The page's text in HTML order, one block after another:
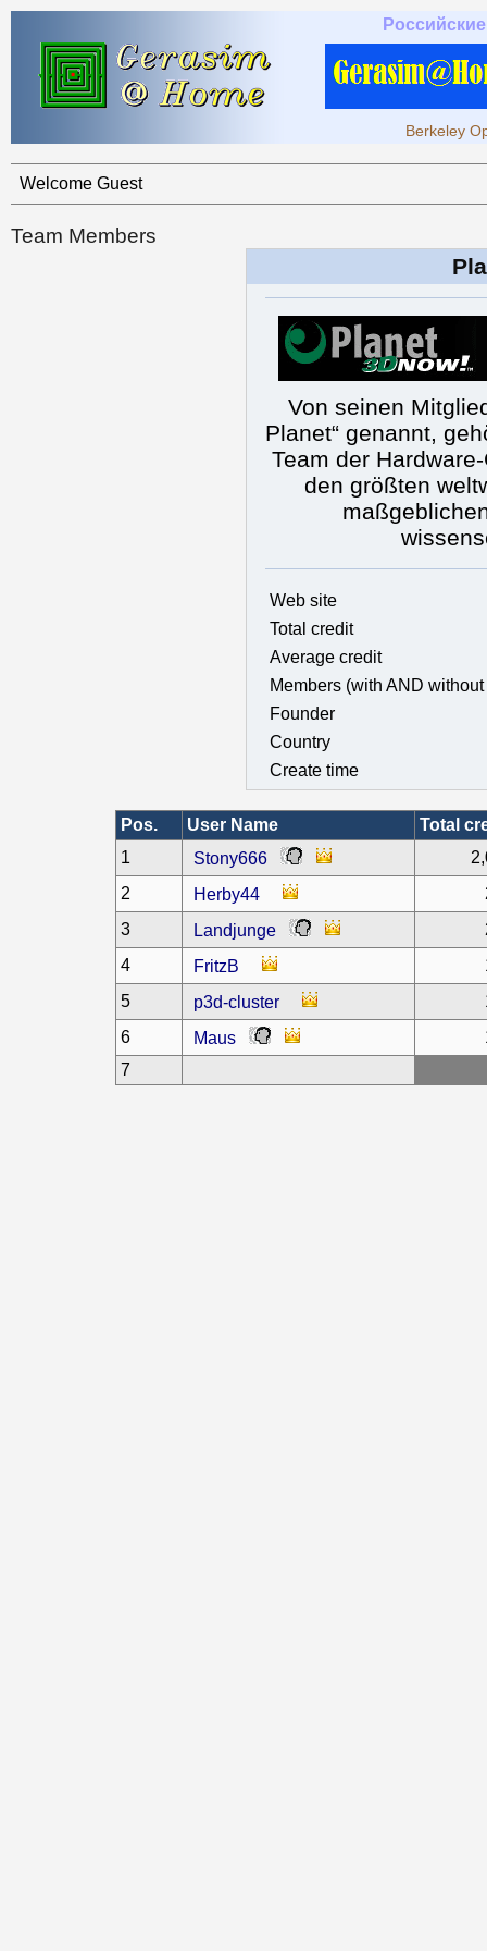
Berkeley
Welcome Guest
Team Members
Von seinen
Planet“ genannt,
Team der
den größten
Web site
Total credit
Average credit
Members (with AND
Founder
Country
Create time
Pos. User Name
Total
1
Stony666
2
Herby44
3
Landjunge
4
FritzB
5
p3d-cluster
6
Maus
7